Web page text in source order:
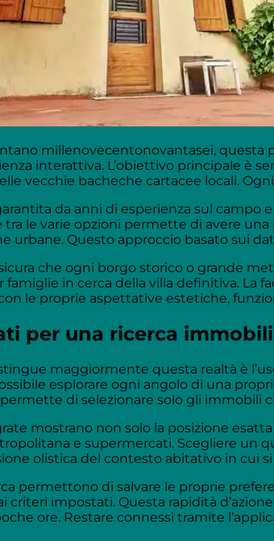
millenovecentonovantasei,
interattiva. L’obiettivo principale è
vecchie bacheche cartacee locali.
da anni di esperienza sul
tra le varie opzioni permette di avere
urbane. Questo approccio basato sui
che ogni borgo storico o grande
in cerca della villa definitiva. La
le proprie aspettative estetiche,
per una ricerca
maggiormente questa realtà è
esplorare ogni angolo di una
di selezionare solo gli immobili
mostrano non solo la posizione
e supermercati. Scegliere un
olistica del contesto abitativo in cui
permettono di salvare le proprie
criteri impostati. Questa rapidità
ore. Restare connessi tramite